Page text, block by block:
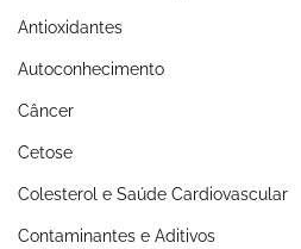
Antioxidantes
Autoconhecimento
Câncer
Cetose
Colesterol e Saúde Cardiovascular
Contaminantes e Aditivos